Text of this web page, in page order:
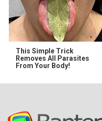
This Simple Trick
Removes All Parasites
From Your Body!